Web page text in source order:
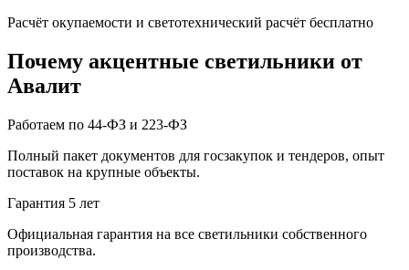
Расчёт окупаемости и светотехнический расчёт бесплатно
Почему акцентные светильники от
Авалит
Работаем по 44-ФЗ и 223-ФЗ
Полный пакет документов для госзакупок и тендеров, опыт
поставок на крупные объекты.
Гарантия 5 лет
Официальная гарантия на все светильники собственного
производства.